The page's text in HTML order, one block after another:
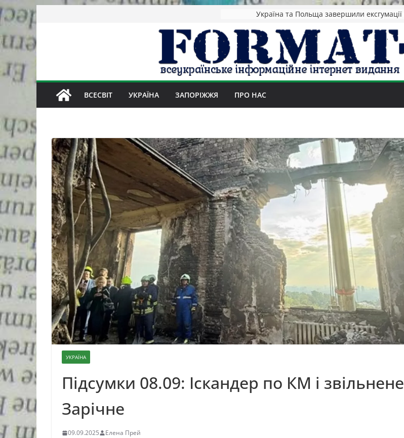
Skip
to
content
ВСЕСВІТ УКРАЇНА ЗАПОРІЖЖЯ ПРО НАС
УКРАЇНА
Підсумки 08.09: Іскандер по КМ і звільнене
Зарічне
09.09.2025 Елена Прей